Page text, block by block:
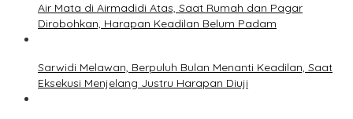
Air Mata di Airmadidi Atas, Saat Rumah dan Pagar
Dirobohkan, Harapan Keadilan Belum Padam
Sarwidi Melawan, Berpuluh Bulan Menanti Keadilan, Saat
Eksekusi Menjelang Justru Harapan Diuji